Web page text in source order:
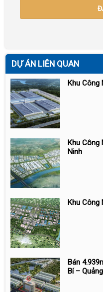
DỰ ÁN LIÊN QUAN
Khu Công
Khu Công
Ninh
Khu Công
Bán
Bí –